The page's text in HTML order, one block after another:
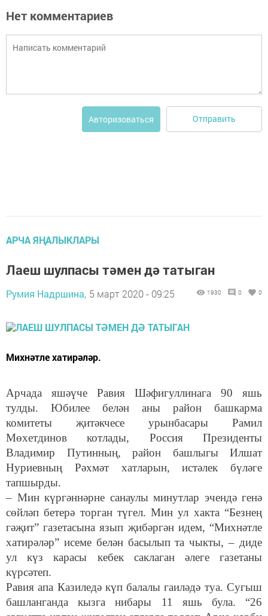
Нет комментариев
Авторизоваться Отправить
АРЧА ЯҢАЛЫКЛАРЫ
Лаеш шулпасы тәмен дә татыган
Румия Надршина, 5 март 2020 - 09:25 1930 0 0
Михнәтле хатирәләр.
Арчада яшәүче Равия Шәфигуллинага 90 яшь
тулды. Юбилее белән аны район башкарма
комитеты җитәкчесе урынбасары Рамил
Мөхетдинов котлады, Россия Президенты
Владимир Путинның, район башлыгы Илшат
Нуриевның Рәхмәт хатларын, истәлек бүләге
тапшырды.
– Мин күргәннәрне санаулы минутлар эчендә генә
сөйләп бетерә торган түгел. Мин ул хакта “Безнең
гәҗит” газетасына язып җибәргән идем, “Михнәтле
хатирәләр” исеме белән басылып та чыкты, – диде
ул күз карасы кебек саклаган әлеге газетаны
күрсәтеп.
Равия апа Казиледә күп балалы гаиләдә туа. Сугыш
башланганда кызга нибары 11 яшь була. “26